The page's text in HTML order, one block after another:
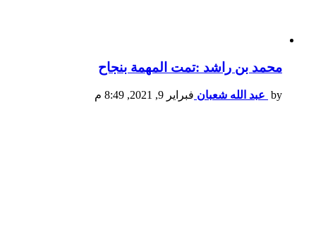
محمد بن راشد :تمت المهمة بنجاح
by عبد الله شعبان فبراير 9, 2021, 8:49 م